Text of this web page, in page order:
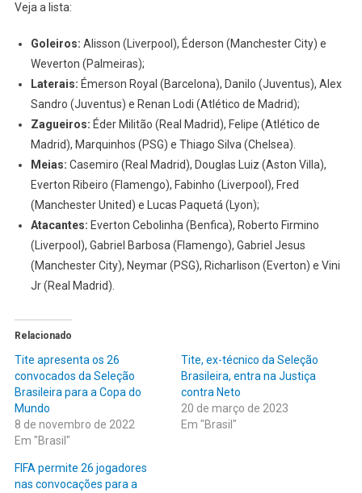
Veja a lista:
Goleiros: Alisson (Liverpool), Éderson (Manchester City) e
Weverton (Palmeiras);
Laterais: Émerson Royal (Barcelona), Danilo (Juventus), Alex
Sandro (Juventus) e Renan Lodi (Atlético de Madrid);
Zagueiros: Éder Militão (Real Madrid), Felipe (Atlético de
Madrid), Marquinhos (PSG) e Thiago Silva (Chelsea).
Meias: Casemiro (Real Madrid), Douglas Luiz (Aston Villa),
Everton Ribeiro (Flamengo), Fabinho (Liverpool), Fred
(Manchester United) e Lucas Paquetá (Lyon);
Atacantes: Everton Cebolinha (Benfica), Roberto Firmino
(Liverpool), Gabriel Barbosa (Flamengo), Gabriel Jesus
(Manchester City), Neymar (PSG), Richarlison (Everton) e Vini
Jr (Real Madrid).
Relacionado
Tite apresenta os 26
convocados da Seleção
Brasileira para a Copa do
Mundo
8 de novembro de 2022
Em "Brasil"
Tite, ex-técnico da Seleção
Brasileira, entra na Justiça
contra Neto
20 de março de 2023
Em "Brasil"
FIFA permite 26 jogadores
nas convocações para a